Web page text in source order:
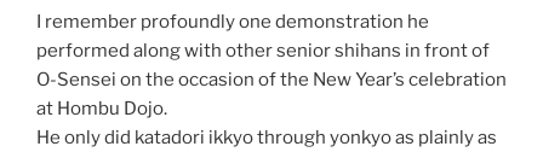
I remember profoundly one demonstration he
performed along with other senior shihans in front of
O-Sensei on the occasion of the New Year’s celebration
at Hombu Dojo.
He only did katadori ikkyo through yonkyo as plainly as